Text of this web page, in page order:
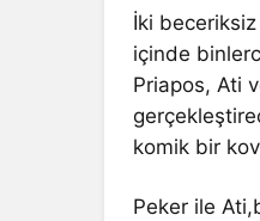
İki beceriksiz
içinde
Priapos, Ati
komik bir
Peker ile